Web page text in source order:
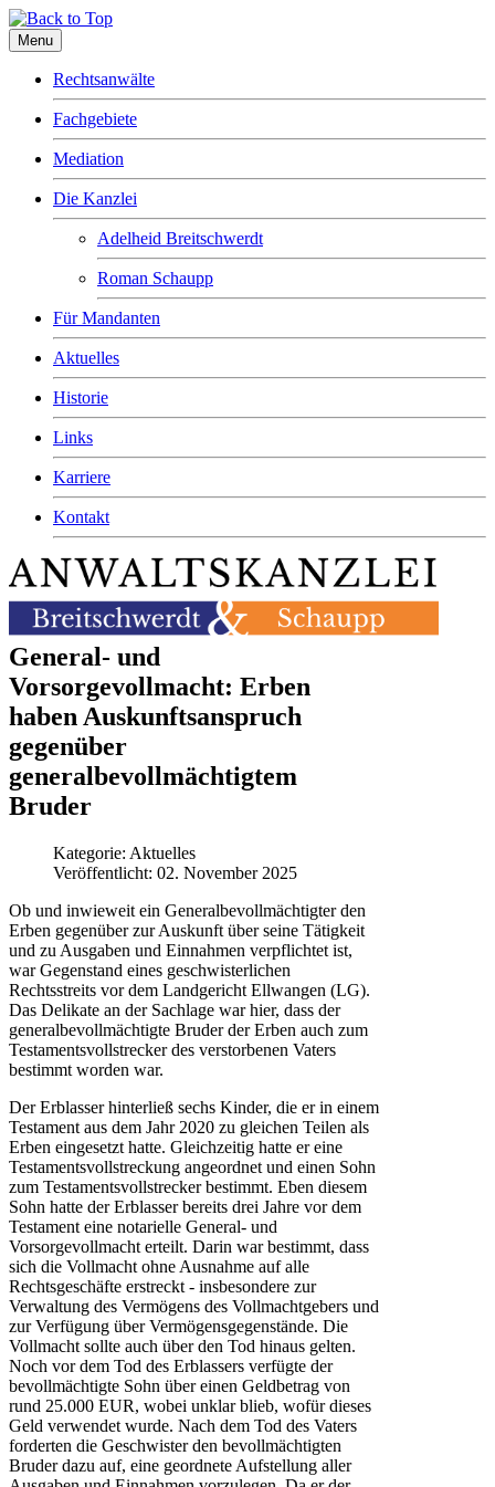
Menu
Rechtsanwälte
Fachgebiete
Mediation
Die Kanzlei
Adelheid Breitschwerdt
Roman Schaupp
Für Mandanten
Aktuelles
Historie
Links
Karriere
Kontakt
General- und
Vorsorgevollmacht: Erben
haben Auskunftsanspruch
gegenüber
generalbevollmächtigtem
Bruder
Kategorie: Aktuelles
Veröffentlicht: 02. November 2025
Ob und inwieweit ein Generalbevollmächtigter den
Erben gegenüber zur Auskunft über seine Tätigkeit
und zu Ausgaben und Einnahmen verpflichtet ist,
war Gegenstand eines geschwisterlichen
Rechtsstreits vor dem Landgericht Ellwangen (LG).
Das Delikate an der Sachlage war hier, dass der
generalbevollmächtigte Bruder der Erben auch zum
Testamentsvollstrecker des verstorbenen Vaters
bestimmt worden war.
Der Erblasser hinterließ sechs Kinder, die er in einem
Testament aus dem Jahr 2020 zu gleichen Teilen als
Erben eingesetzt hatte. Gleichzeitig hatte er eine
Testamentsvollstreckung angeordnet und einen Sohn
zum Testamentsvollstrecker bestimmt. Eben diesem
Sohn hatte der Erblasser bereits drei Jahre vor dem
Testament eine notarielle General- und
Vorsorgevollmacht erteilt. Darin war bestimmt, dass
sich die Vollmacht ohne Ausnahme auf alle
Rechtsgeschäfte erstreckt - insbesondere zur
Verwaltung des Vermögens des Vollmachtgebers und
zur Verfügung über Vermögensgegenstände. Die
Vollmacht sollte auch über den Tod hinaus gelten.
Noch vor dem Tod des Erblassers verfügte der
bevollmächtigte Sohn über einen Geldbetrag von
rund 25.000 EUR, wobei unklar blieb, wofür dieses
Geld verwendet wurde. Nach dem Tod des Vaters
forderten die Geschwister den bevollmächtigten
Bruder dazu auf, eine geordnete Aufstellung aller